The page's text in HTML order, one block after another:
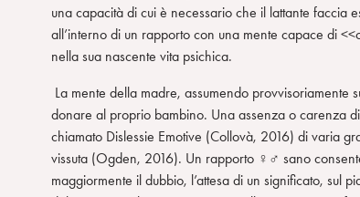
una capacità di cui è necessario che il lattante faccia
all’interno di un rapporto con una mente capace di
nella sua nascente vita psichica.
La mente della madre, assumendo provvisoriamente
donare al proprio bambino. Una assenza o carenza
chiamato Dislessie Emotive (Collovà, 2016) di varia
vissuta (Ogden, 2016). Un rapporto ♀♂ sano
maggiormente il dubbio, l’attesa di un significato, sul